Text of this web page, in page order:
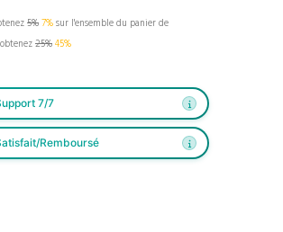
5%7%sur l'ensemble du panier de
25%45%
7/7
Remboursé